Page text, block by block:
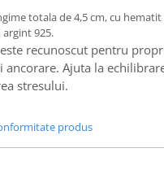
totala de 4,5 cm, cu
argint 925.
recunoscut pentru
ancorare. Ajuta la
stresului.
produs